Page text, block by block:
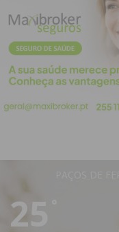
25